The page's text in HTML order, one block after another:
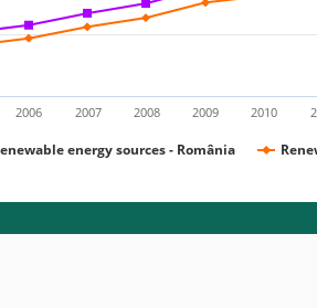
energy sources - România
2006 2007 2008 2009 2010